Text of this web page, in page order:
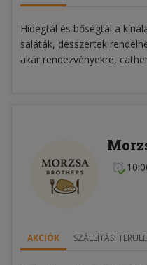
Hidegtál és bőségtál a
saláták, desszertek
akár rendezvényekre,
AKCIÓK SZÁLLÍTÁSI